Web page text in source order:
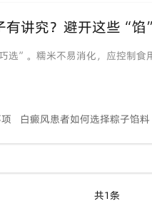
选”。糯米不易消化，应控制食
白癜风患者如何选择粽子馅料
共1条